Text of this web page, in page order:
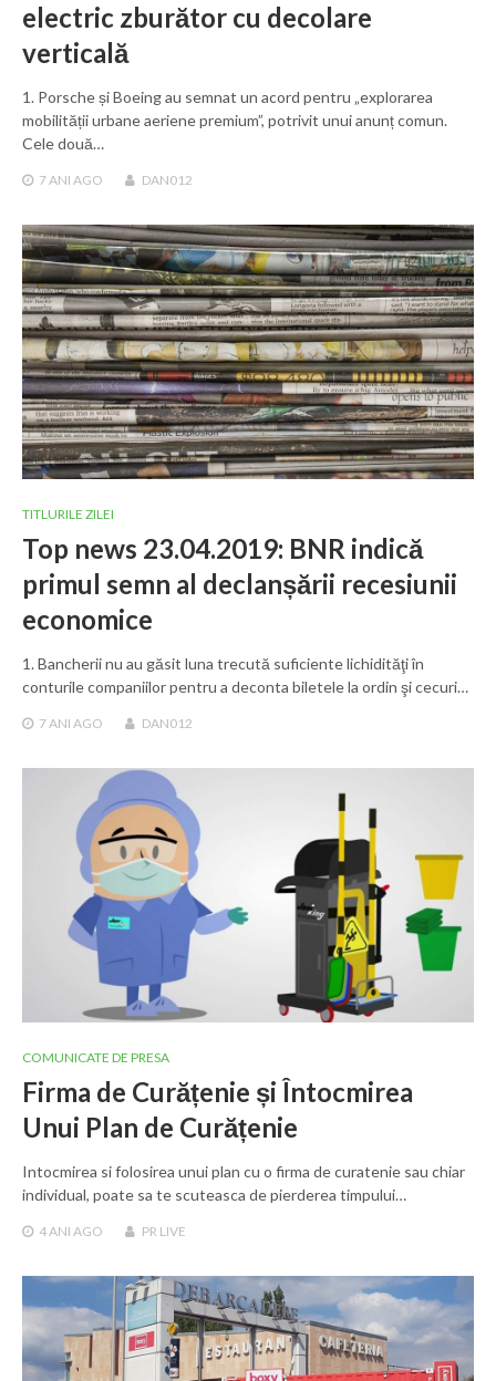
electric zburător cu decolare
verticală
1. Porsche și Boeing au semnat un acord pentru „explorarea
mobilității urbane aeriene premium”, potrivit unui anunț comun.
Cele două…
7 ANI AGO DAN012
TITLURILE ZILEI
Top news 23.04.2019: BNR indică
primul semn al declanșării recesiunii
economice
1. Bancherii nu au găsit luna tre­cută suficiente lichidităţi în
conturile com­paniilor pentru a deconta bile­tele la ordin şi cecuri…
7 ANI AGO DAN012
COMUNICATE DE PRESA
Firma de Curățenie și Întocmirea
Unui Plan de Curățenie
Intocmirea si folosirea unui plan cu o firma de curatenie sau chiar
individual, poate sa te scuteasca de pierderea timpului…
4 ANI AGO PR LIVE